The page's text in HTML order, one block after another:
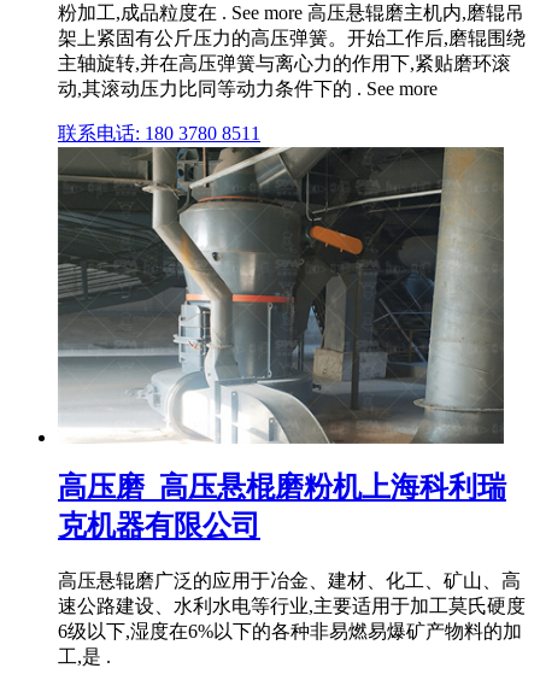
粉加工,成品粒度在 . See more 高压悬辊磨主机内,磨辊吊
架上紧固有公斤压力的高压弹簧。开始工作后,磨辊围绕
主轴旋转,并在高压弹簧与离心力的作用下,紧贴磨环滚
动,其滚动压力比同等动力条件下的 . See more
联系电话: 180 3780 8511
高压磨_高压悬棍磨粉机上海科利瑞
克机器有限公司
高压悬辊磨广泛的应用于冶金、建材、化工、矿山、高
速公路建设、水利水电等行业,主要适用于加工莫氏硬度
6级以下,湿度在6%以下的各种非易燃易爆矿产物料的加
工,是 .